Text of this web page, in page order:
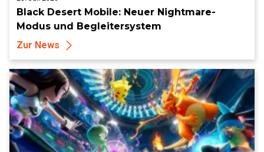
Black Desert Mobile: Neuer Nightmare-
Modus und Begleitersystem
Zur News